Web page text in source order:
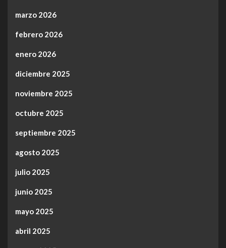
marzo 2026
febrero 2026
enero 2026
diciembre 2025
noviembre 2025
octubre 2025
septiembre 2025
agosto 2025
julio 2025
junio 2025
mayo 2025
abril 2025